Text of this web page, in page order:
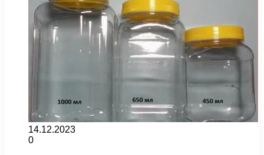
14.12.2023
0